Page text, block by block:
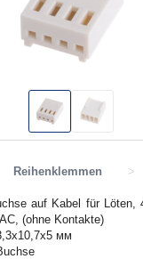
>
auf Kabel für Löten,
(ohne Kontakte)
мм